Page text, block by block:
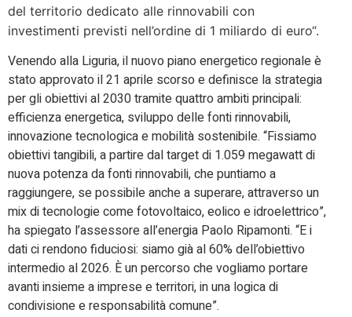
del territorio dedicato alle rinnovabili con
investimenti previsti nell’ordine di 1 miliardo di euro“.
Venendo alla Liguria, il nuovo piano energetico regionale è
stato approvato il 21 aprile scorso e definisce la strategia
per gli obiettivi al 2030 tramite quattro ambiti principali:
efficienza energetica, sviluppo delle fonti rinnovabili,
innovazione tecnologica e mobilità sostenibile. “Fissiamo
obiettivi tangibili, a partire dal target di 1.059 megawatt di
nuova potenza da fonti rinnovabili, che puntiamo a
raggiungere, se possibile anche a superare, attraverso un
mix di tecnologie come fotovoltaico, eolico e idroelettrico”,
ha spiegato l’assessore all’energia Paolo Ripamonti. “E i
dati ci rendono fiduciosi: siamo già al 60% dell’obiettivo
intermedio al 2026. È un percorso che vogliamo portare
avanti insieme a imprese e territori, in una logica di
condivisione e responsabilità comune”.